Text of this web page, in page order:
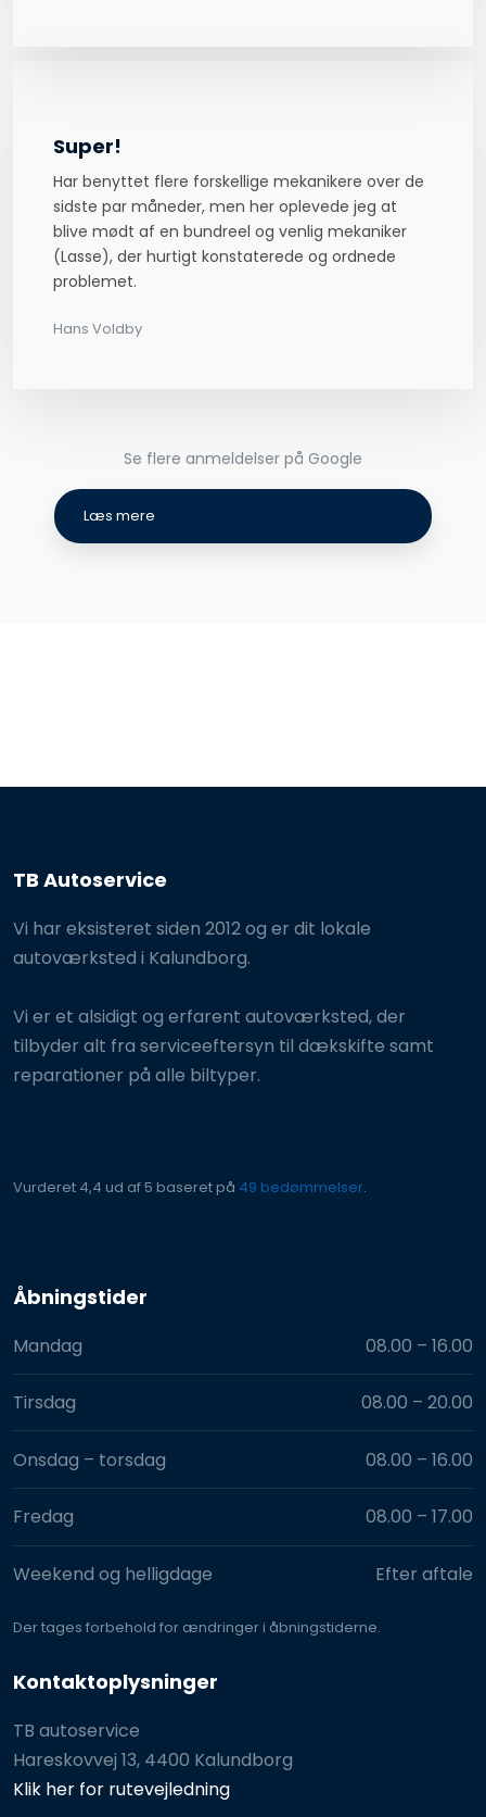
Super!
Har benyttet flere forskellige mekanikere over de
sidste par måneder, men her oplevede jeg at
blive mødt af en bundreel og venlig mekaniker
(Lasse), der hurtigt konstaterede og ordnede
problemet.
Hans Voldb​y
Se flere anmeldelser på Google​
Læs mere​
TB Autoservice
Vi har eksisteret siden 2012 og er dit lokale
autoværksted i Kalundborg.
Vi er et alsidigt og erfarent autoværksted, der
tilbyder alt fra serviceeftersyn til dækskifte samt
reparationer på alle biltyper.
Vurderet 4,4 ud af 5 baseret på 49 bedømmelser.​
Åbningstider​
Mandag 08.00 – 16.00​
Tirsdag 08.00 – 20.00​
Onsdag – torsdag 08.00 – 16.00​
Fredag 08.00 – 17.00​
Weekend og helligdage Efter aftale
Der tages for​behold for ændringer i åbningstiderne.
Kontaktoplysninger
TB autoservice
Hareskovvej 13, 4400 Kalundborg
Klik her for rutevejledning